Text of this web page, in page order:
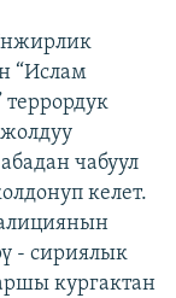
“Ислам
чабуул
келет.
- сириялык
кургактан